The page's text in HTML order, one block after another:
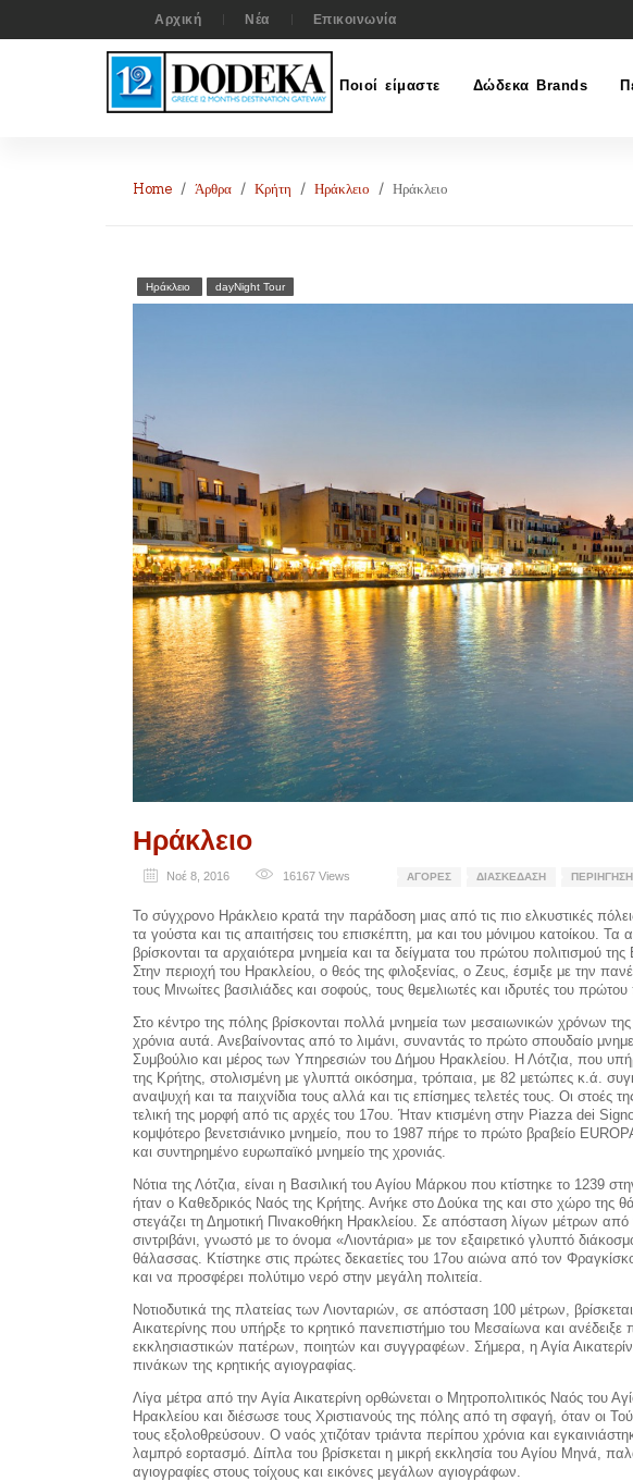
Αρχική Νέα Επικοινωνία
Ποιοί είμαστε Δώδεκα Brands
Home Άρθρα Κρήτη Ηράκλειο Ηράκλειο
Ηράκλειο dayNight Tour
Ηράκλειο
Νοέ 8, 2016 16167 Views ΑΓΟΡΈΣ ΔΙΑΣΚΈΔΑΣΗ ΠΕΡΙΉΓΗΣΗ
Το σύγχρονο Ηράκλειο κρατά την παράδοση μιας από τις πιο ελκυστικές
τα γούστα και τις απαιτήσεις του επισκέπτη, μα και του μόνιμου κατοίκου.
βρίσκονται τα αρχαιότερα μνημεία και τα δείγματα του πρώτου πολιτισμού
Στην περιοχή του Ηρακλείου, ο θεός της φιλοξενίας, ο Ζευς, έσμιξε με την
τους Μινωίτες βασιλιάδες και σοφούς, τους θεμελιωτές και ιδρυτές του
Στο κέντρο της πόλης βρίσκονται πολλά μνημεία των μεσαιωνικών χρόνων
χρόνια αυτά. Ανεβαίνοντας από το λιμάνι, συναντάς το πρώτο σπουδαίο
Συμβούλιο και μέρος των Υπηρεσιών του Δήμου Ηρακλείου. Η Λότζια, που
της Κρήτης, στολισμένη με γλυπτά οικόσημα, τρόπαια, με 82 μετώπες κ.ά.
αναψυχή και τα παιχνίδια τους αλλά και τις επίσημες τελετές τους. Οι
τελική της μορφή από τις αρχές του 17ου. Ήταν κτισμένη στην Piazza dei
κομψότερο βενετσιάνικο μνημείο, που το 1987 πήρε το πρώτο βραβείο
και συντηρημένο ευρωπαϊκό μνημείο της χρονιάς.
Νότια της Λότζια, είναι η Βασιλική του Αγίου Μάρκου που κτίστηκε το 1239
ήταν ο Καθεδρικός Ναός της Κρήτης. Ανήκε στο Δούκα της και στο χώρο της
στεγάζει τη Δημοτική Πινακοθήκη Ηρακλείου. Σε απόσταση λίγων μέτρων από
σιντριβάνι, γνωστό με το όνομα «Λιοντάρια» με τον εξαιρετικό γλυπτό
θάλασσας. Κτίστηκε στις πρώτες δεκαετίες του 17ου αιώνα από τον
και να προσφέρει πολύτιμο νερό στην μεγάλη πολιτεία.
Νοτιοδυτικά της πλατείας των Λιονταριών, σε απόσταση 100 μέτρων,
Αικατερίνης που υπήρξε το κρητικό πανεπιστήμιο του Μεσαίωνα και
εκκλησιαστικών πατέρων, ποιητών και συγγραφέων. Σήμερα, η Αγία
πινάκων της κρητικής αγιογραφίας.
Λίγα μέτρα από την Αγία Αικατερίνη ορθώνεται ο Μητροπολιτικός Ναός του
Ηρακλείου και διέσωσε τους Χριστιανούς της πόλης από τη σφαγή, όταν οι
τους εξολοθρεύσουν. Ο ναός χτιζόταν τριάντα περίπου χρόνια και
λαμπρό εορτασμό. Δίπλα του βρίσκεται η μικρή εκκλησία του Αγίου Μηνά,
αγιογραφίες στους τοίχους και εικόνες μεγάλων αγιογράφων.